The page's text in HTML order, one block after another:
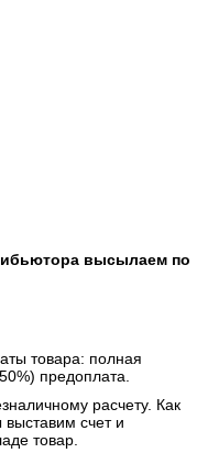
высылаем по
товара: полная
предоплата.
расчету. Как
счет и
товар.